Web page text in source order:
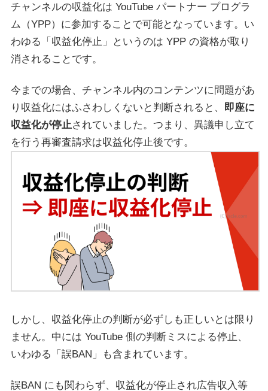
チャンネルの収益化は YouTube パートナー プログラ
ム（YPP）に参加することで可能となっています。い
わゆる「収益化停止」というのは YPP の資格が取り
消されることです。
今までの場合、チャンネル内のコンテンツに問題があ
り収益化にはふさわしくないと判断されると、
即座に
収益化が停止されていました。つまり、異議申し立て
を行う再審査請求は収益化停止後です。
しかし、収益化停止の判断が必ずしも正しいとは限り
ません。中には YouTube 側の判断ミスによる停止、
いわゆる「誤BAN」も含まれています。
誤BAN にも関わらず、収益化が停止され広告収入等